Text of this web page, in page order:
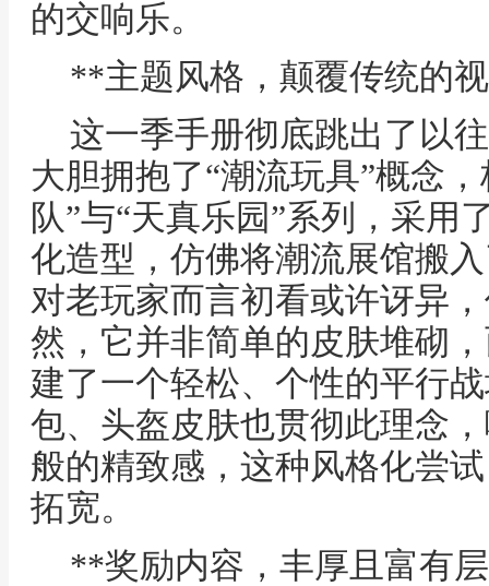
的交响乐。
**主题风格，颠覆传统的
这一季手册彻底跳出了以
大胆拥抱了“潮流玩具”概念
队”与“天真乐园”系列，采用
化造型，仿佛将潮流展馆搬
对老玩家而言初看或许讶异
然，它并非简单的皮肤堆砌
建了一个轻松、个性的平行
包、头盔皮肤也贯彻此理念
般的精致感，这种风格化尝
拓宽。
**奖励内容，丰厚且富有